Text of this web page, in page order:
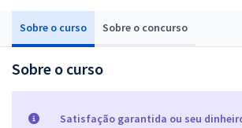
Sobre o curso Sobre o concurso
Sobre o curso
Satisfação garantida ou seu